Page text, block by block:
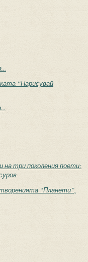
“Нарисувай
три поколения поети:
“Планети”,